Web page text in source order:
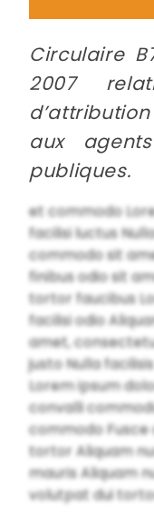
Circulaire
2007
aux
publiques.
et commodo
facilisi luctus
commodo sit
finibus odio sit
tortor faucibus
facilisi odio
amet,
justo Nulla
Lorem ipsum
convalli
commodo Fusce
tortor Aliquam
mauris Aliquam
volutpat dui